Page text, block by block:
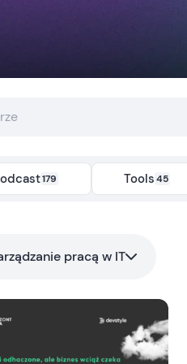
179 Tools 45
pracą w IT